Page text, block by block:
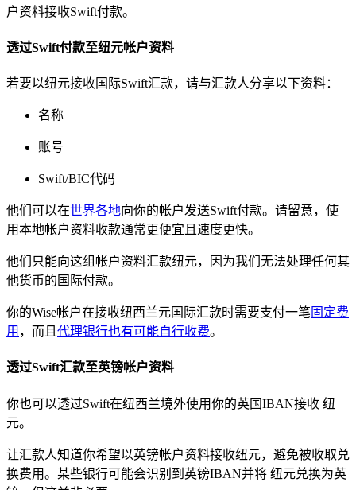
户资料接收Swift付款。
透过Swift付款至纽元帐户资料
若要以纽元接收国际Swift汇款，请与汇款人分享以下资料：
名称
账号
Swift/BIC代码
他们可以在世界各地向你的帐户发送Swift付款。请留意，使
用本地帐户资料收款通常更便宜且速度更快。
他们只能向这组帐户资料汇款纽元，因为我们无法处理任何其
他货币的国际付款。
你的Wise帐户在接收纽西兰元国际汇款时需要支付一笔 固定费
用 ，而且 代理银行也有可能自行收费。
透过Swift汇款至英镑帐户资料
你也可以透过Swift在纽西兰境外使用你的英国IBAN接收 纽
元。
让汇款人知道你希望以英镑帐户资料接收纽元，避免被收取兑
换费用。某些银行可能会识别到英镑IBAN并将 纽元兑换为英